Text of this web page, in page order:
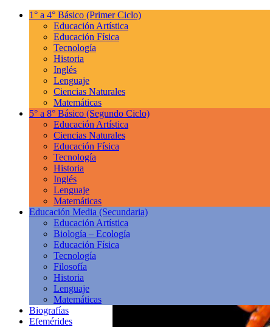
1° a 4° Básico (Primer Ciclo)
Educación Artística
Educación Física
Tecnología
Historia
Inglés
Lenguaje
Ciencias Naturales
Matemáticas
5° a 8° Básico (Segundo Ciclo)
Educación Artística
Ciencias Naturales
Educación Física
Tecnología
Historia
Inglés
Lenguaje
Matemáticas
Educación Media (Secundaria)
Educación Artística
Biología – Ecología
Educación Física
Tecnología
Filosofía
Historia
Lenguaje
Matemáticas
Biografías
Efemérides